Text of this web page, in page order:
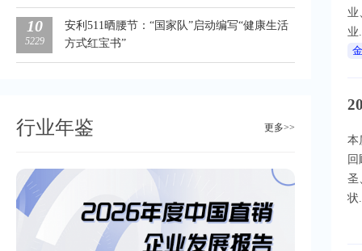
10
5229
安利511晒腰节：“国家队”启动编写“健康生活
方式红宝书”
行业年鉴 更多>>
业
业
本
圣
状